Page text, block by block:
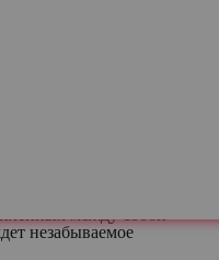
крупный портовый
близко к морю, что при
поплывет
открывается
оттенков: от глубоких
и бирюзово-
песчаных берегах.
островки полей и красно-
между собой
незабываемое